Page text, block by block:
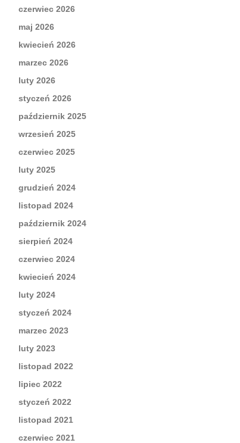
czerwiec 2026
maj 2026
kwiecień 2026
marzec 2026
luty 2026
styczeń 2026
październik 2025
wrzesień 2025
czerwiec 2025
luty 2025
grudzień 2024
listopad 2024
październik 2024
sierpień 2024
czerwiec 2024
kwiecień 2024
luty 2024
styczeń 2024
marzec 2023
luty 2023
listopad 2022
lipiec 2022
styczeń 2022
listopad 2021
czerwiec 2021